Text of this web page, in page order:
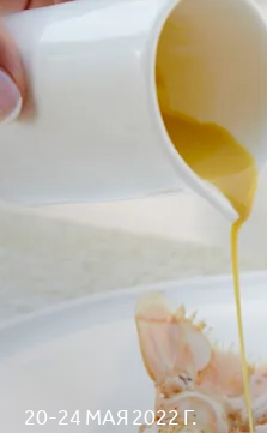
20-24 МАЯ 2022 Г.